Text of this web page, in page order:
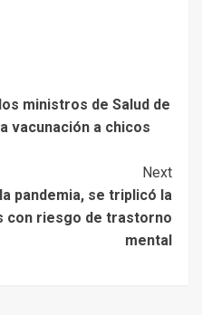
ministros de Salud de
vacunación a chicos
Next
pandemia, se triplicó la
con riesgo de trastorno
mental